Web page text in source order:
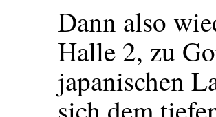
Dann also
Halle 2, zu
japanischen